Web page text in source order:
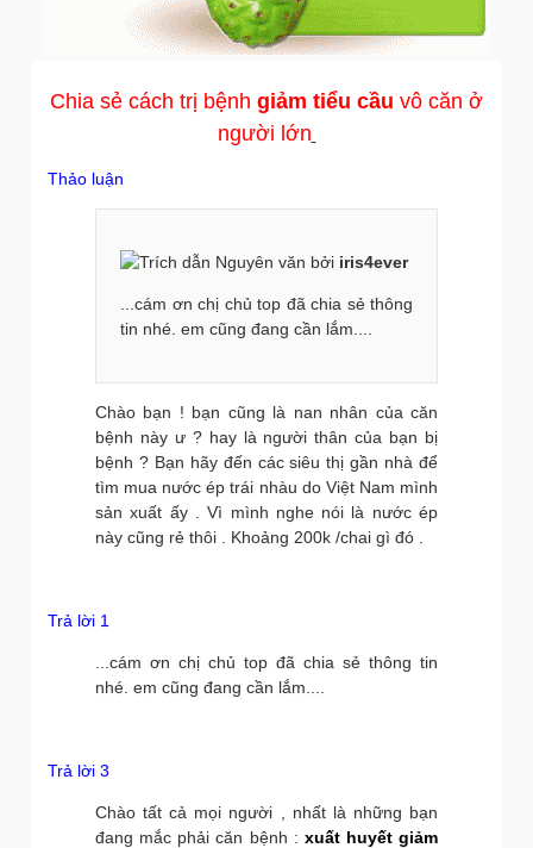
Chia sẻ cách trị bệnh giảm tiểu cầu vô căn ở
người lớn
Thảo luận
Nguyên văn bởi iris4ever
...cám ơn chị chủ top đã chia sẻ thông
tin nhé. em cũng đang cần lắm....
Chào bạn ! bạn cũng là nan nhân của căn
bệnh này ư ? hay là người thân của bạn bị
bệnh ? Bạn hãy đến các siêu thị gần nhà để
tìm mua nước ép trái nhàu do Việt Nam mình
sản xuất ấy . Vì mình nghe nói là nước ép
này cũng rẻ thôi . Khoảng 200k /chai gì đó .
Trả lời 1
...cám ơn chị chủ top đã chia sẻ thông tin
nhé. em cũng đang cần lắm....
Trả lời 3
Chào tất cả mọi người , nhất là những bạn
đang mắc phải căn bệnh : xuất huyết giảm